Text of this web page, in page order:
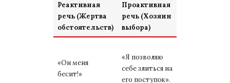
Реактивная
речь (Жертва
обстоятельств)
Проактивная
речь (Хозяин
выбора)
«Он меня
бесит!»
«Я позволяю
себе злиться на
его поступок».